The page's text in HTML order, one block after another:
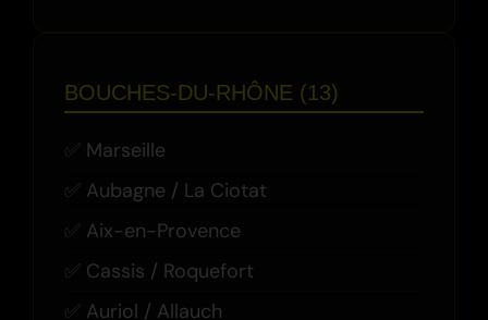
BOUCHES-DU-RHÔNE (13)
Marseille
Aubagne / La Ciotat
Aix-en-Provence
Cassis / Roquefort
Auriol / Allauch